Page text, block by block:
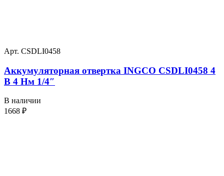
Арт. CSDLI0458
Аккумуляторная отвертка INGCO CSDLI0458 4
В 4 Нм 1/4″
В наличии
1668 ₽